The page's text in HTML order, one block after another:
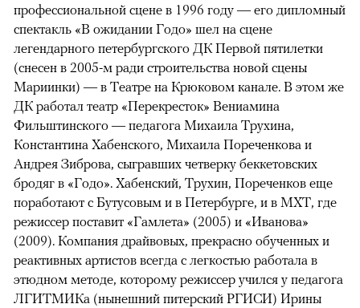
профессиональной сцене в 1996 году — его дипломный
спектакль «В ожидании Годо» шел на сцене
легендарного петербургского ДК Первой пятилетки
(снесен в 2005-м ради строительства новой сцены
Мариинки) — в Театре на Крюковом канале. В этом же
ДК работал театр «Перекресток» Вениамина
Фильштинского — педагога Михаила Трухина,
Константина Хабенского, Михаила Пореченкова и
Андрея Зиброва, сыгравших четверку беккетовских
бродяг в «Годо». Хабенский, Трухин, Пореченков еще
поработают с Бутусовым и в Петербурге, и в МХТ, где
режиссер поставит «Гамлета» (2005) и «Иванова»
(2009). Компания драйвовых, прекрасно обученных и
реактивных артистов всегда с легкостью работала в
этюдном методе, которому режиссер учился у педагога
ЛГИТМИКа (нынешний питерский РГИСИ) Ирины